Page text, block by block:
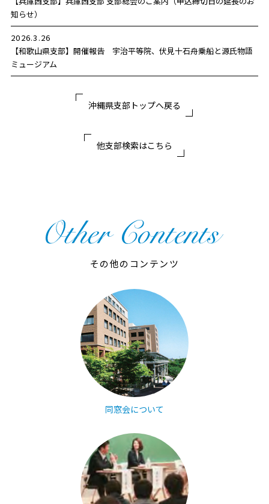
知らせ）
2026.3.26
【和歌山県支部】 開催報告 宇治平等院、伏見十石舟乗船と源氏物語
ミュージアム
沖縄県支部トップへ戻る
他支部検索はこちら
その他のコンテンツ
同窓会について